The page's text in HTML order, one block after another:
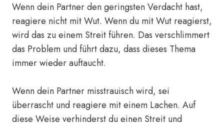
Wenn dein Partner den geringsten Verdacht hast,
reagiere nicht mit Wut. Wenn du mit Wut reagierst,
wird das zu einem Streit führen. Das verschlimmert
das Problem und führt dazu, dass dieses Thema
immer wieder auftaucht.
Wenn dein Partner misstrauisch wird, sei
überrascht und reagiere mit einem Lachen. Auf
diese Weise verhinderst du einen Streit und